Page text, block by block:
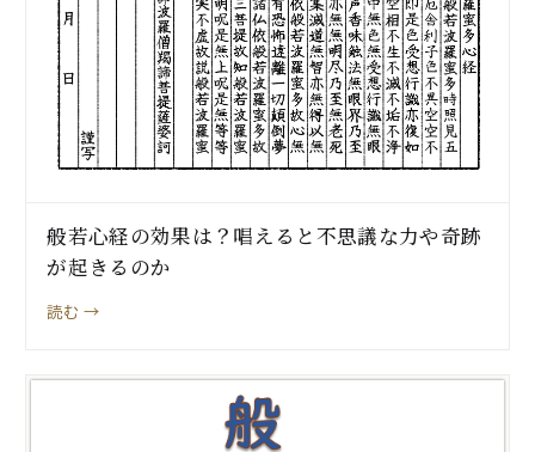
般若心経の効果は？唱えると不思議な力や奇跡
が起きるのか
読む →